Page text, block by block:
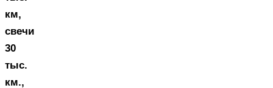
км,
свечи
30
тыс.
км.,